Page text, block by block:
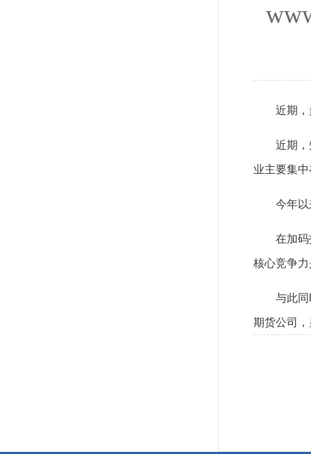
近期
近期
业主要集
今年
在加
核心竞争
与此
期货公司